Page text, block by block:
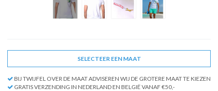
SELECTEER EEN MAAT
BIJ TWIJFEL OVER DE MAAT ADVISEREN WIJ DE GROTERE MAAT TE KIEZEN
GRATIS VERZENDING IN NEDERLAND EN BELGIË VANAF €50,-